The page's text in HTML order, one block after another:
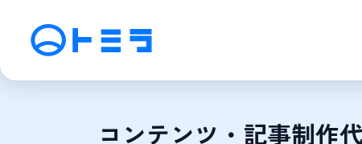
SEO検索エンジン最適化
コンテンツ・記事制作